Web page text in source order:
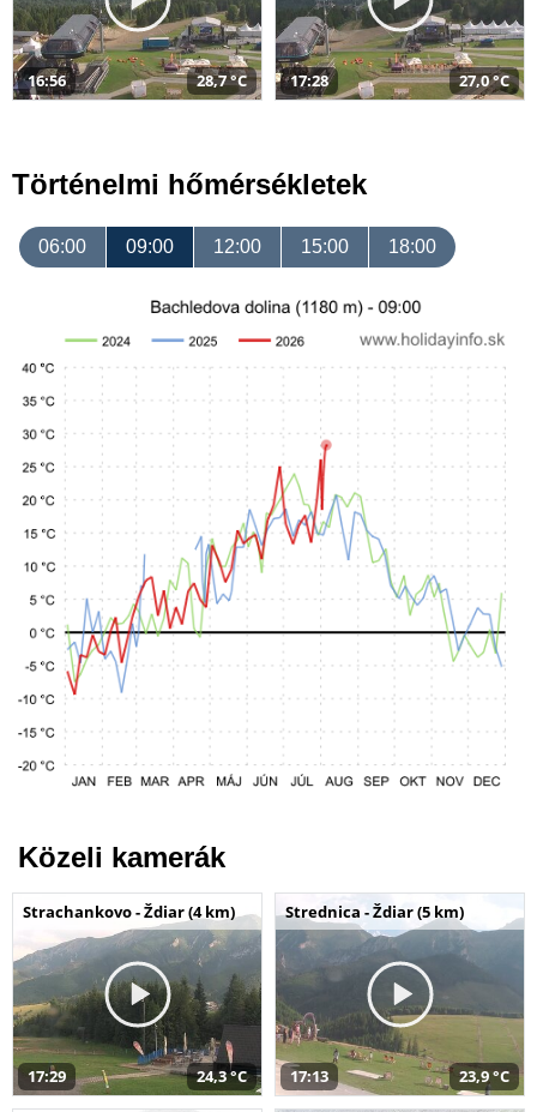
16:56 28,7 °C 17:28 27,0 °C
Történelmi hőmérsékletek
06:00 09:00 12:00 15:00 18:00
Közeli kamerák
Strachankovo - Ždiar (4 km)
17:29 24,3 °C
Strednica - Ždiar (5 km)
17:13 23,9 °C